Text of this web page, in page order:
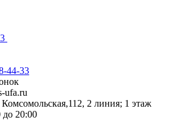
44-33
ufa.ru
2 линия; 1 этаж
20:00